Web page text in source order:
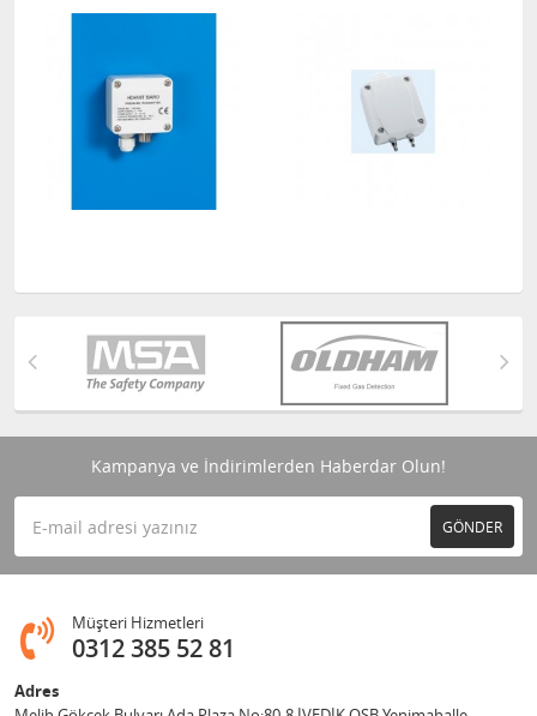
Kampanya ve İndirimlerden Haberdar Olun!
GÖNDER
Müşteri Hizmetleri
0312 385 52 81
Adres